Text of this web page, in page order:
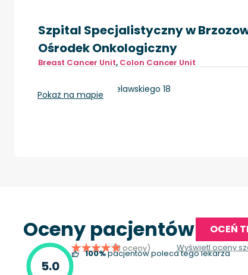
Szpital Specjalistyczny w
Ośrodek Onkologiczny
Breast Cancer Unit, Colon Cancer Unit
Brzozów, ul. ks. Bielawskiego 18
Pokaż na mapie
Oceny pacjentów OCEŃ
5.0
(3 oceny)
100%pacjentów poleca tego lekarza
Wyświetl oceny